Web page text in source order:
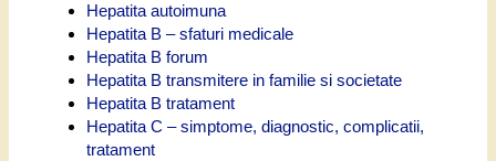
Hepatita autoimuna
Hepatita B – sfaturi medicale
Hepatita B forum
Hepatita B transmitere in familie si societate
Hepatita B tratament
Hepatita C – simptome, diagnostic, complicatii,
tratament